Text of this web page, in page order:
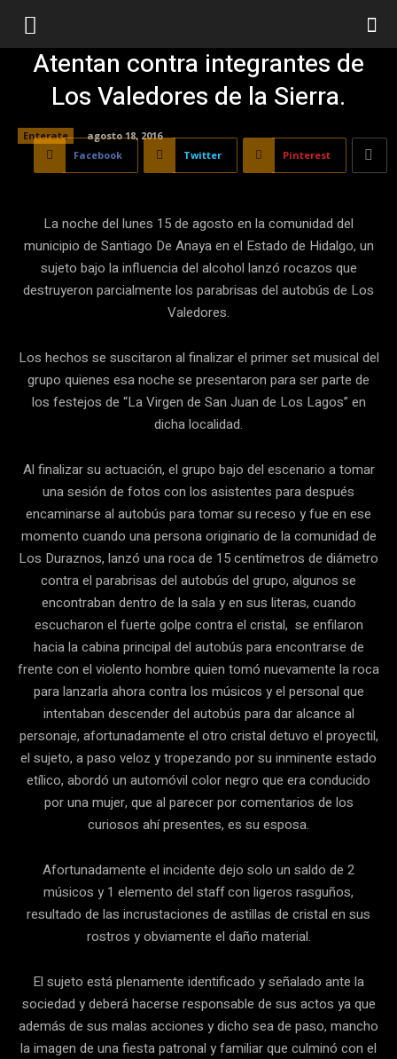
Atentan contra integrantes de
Los Valedores de la Sierra.
Enterate
agosto 18, 2016
Facebook
Twitter Pinterest
La noche del lunes 15 de agosto en la comunidad del
municipio de Santiago De Anaya en el Estado de Hidalgo, un
sujeto bajo la influencia del alcohol lanzó rocazos que
destruyeron parcialmente los parabrisas del autobús de Los
Valedores.
Los hechos se suscitaron al finalizar el primer set musical del
grupo quienes esa noche se presentaron para ser parte de
los festejos de “La Virgen de San Juan de Los Lagos” en
dicha localidad.
Al finalizar su actuación, el grupo bajo del escenario a tomar
una sesión de fotos con los asistentes para después
encaminarse al autobús para tomar su receso y fue en ese
momento cuando una persona originario de la comunidad de
Los Duraznos, lanzó una roca de 15 centímetros de diámetro
contra el parabrisas del autobús del grupo, algunos se
encontraban dentro de la sala y en sus literas, cuando
escucharon el fuerte golpe contra el cristal, se enfilaron
hacia la cabina principal del autobús para encontrarse de
frente con el violento hombre quien tomó nuevamente la roca
para lanzarla ahora contra los músicos y el personal que
intentaban descender del autobús para dar alcance al
personaje, afortunadamente el otro cristal detuvo el proyectil,
el sujeto, a paso veloz y tropezando por su inminente estado
etílico, abordó un automóvil color negro que era conducido
por una mujer, que al parecer por comentarios de los
curiosos ahí presentes, es su esposa.
Afortunadamente el incidente dejo solo un saldo de 2
músicos y 1 elemento del staff con ligeros rasguños,
resultado de las incrustaciones de astillas de cristal en sus
rostros y obviamente el daño material.
El sujeto está plenamente identificado y señalado ante la
sociedad y deberá hacerse responsable de sus actos ya que
además de sus malas acciones y dicho sea de paso, mancho
la imagen de una fiesta patronal y familiar que culminó con el